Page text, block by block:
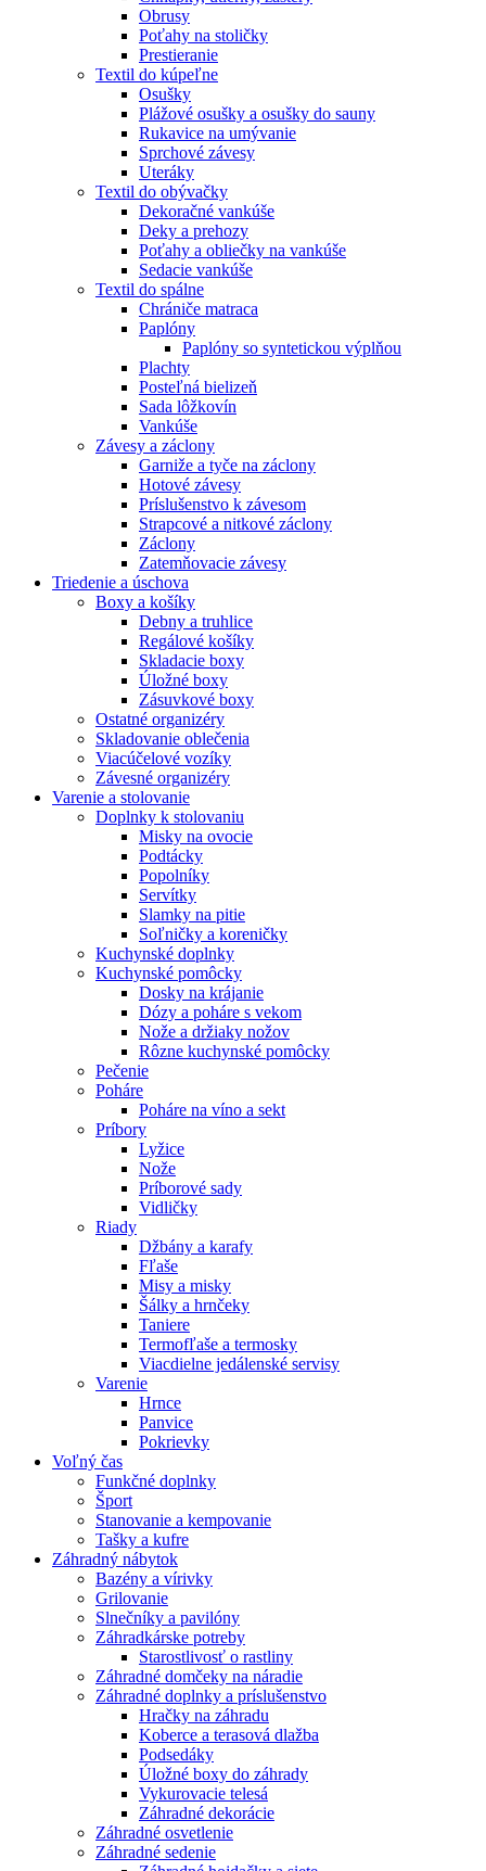
Obrusy
Poťahy na stoličky
Prestieranie
Textil do kúpeľne
Osušky
Plážové osušky a osušky do sauny
Rukavice na umývanie
Sprchové závesy
Uteráky
Textil do obývačky
Dekoračné vankúše
Deky a prehozy
Poťahy a obliečky na vankúše
Sedacie vankúše
Textil do spálne
Chrániče matraca
Paplóny
Paplóny so syntetickou výplňou
Plachty
Posteľná bielizeň
Sada lôžkovín
Vankúše
Závesy a záclony
Garniže a tyče na záclony
Hotové závesy
Príslušenstvo k závesom
Strapcové a nitkové záclony
Záclony
Zatemňovacie závesy
Triedenie a úschova
Boxy a košíky
Debny a truhlice
Regálové košíky
Skladacie boxy
Úložné boxy
Zásuvkové boxy
Ostatné organizéry
Skladovanie oblečenia
Viacúčelové vozíky
Závesné organizéry
Varenie a stolovanie
Doplnky k stolovaniu
Misky na ovocie
Podtácky
Popolníky
Servítky
Slamky na pitie
Soľničky a koreničky
Kuchynské doplnky
Kuchynské pomôcky
Dosky na krájanie
Dózy a poháre s vekom
Nože a držiaky nožov
Rôzne kuchynské pomôcky
Pečenie
Poháre
Poháre na víno a sekt
Príbory
Lyžice
Nože
Príborové sady
Vidličky
Riady
Džbány a karafy
Fľaše
Misy a misky
Šálky a hrnčeky
Taniere
Termofľaše a termosky
Viacdielne jedálenské servisy
Varenie
Hrnce
Panvice
Pokrievky
Voľný čas
Funkčné doplnky
Šport
Stanovanie a kempovanie
Tašky a kufre
Záhradný nábytok
Bazény a vírivky
Grilovanie
Slnečníky a pavilóny
Záhradkárske potreby
Starostlivosť o rastliny
Záhradné domčeky na náradie
Záhradné doplnky a príslušenstvo
Hračky na záhradu
Koberce a terasová dlažba
Podsedáky
Úložné boxy do záhrady
Vykurovacie telesá
Záhradné dekorácie
Záhradné osvetlenie
Záhradné sedenie